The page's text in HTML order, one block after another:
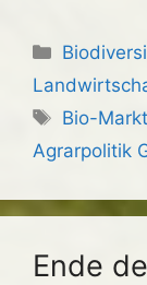
Bio-Markt
Agrarpolitik
Ende